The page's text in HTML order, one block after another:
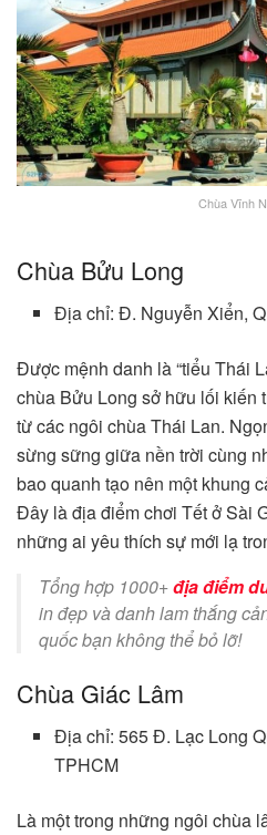
Chùa Vĩnh
Chùa Bửu Long
Địa chỉ: Đ. Nguyễn Xiển,
Được mệnh danh là “tiểu Thái
chùa Bửu Long sở hữu lối kiến
từ các ngôi chùa Thái Lan.
sừng sững giữa nền trời cùng
bao quanh tạo nên một khung
Đây là địa điểm chơi Tết ở Sài
những ai yêu thích sự mới lạ
Tổng hợp 1000+địa điểm
in đẹp và danh lam thắng
quốc bạn không thể bỏ lỡ!
Chùa Giác Lâm
Địa chỉ: 565 Đ. Lạc Long
TPHCM
Là một trong những ngôi chùa